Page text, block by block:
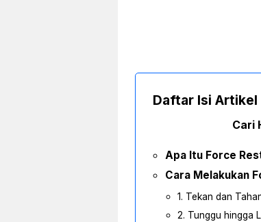
Daftar Isi Artikel
Cari
Apa Itu Force
Cara Melakukan
1. Tekan dan
2. Tunggu hingga